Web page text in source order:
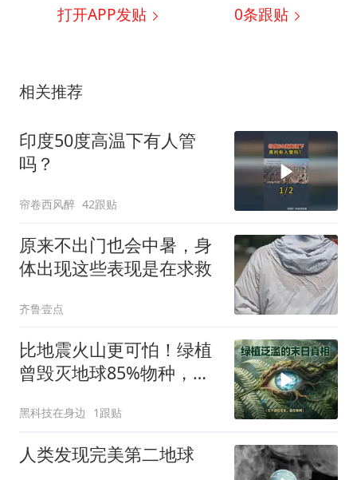
打开APP发贴 0条跟贴
相关推荐
印度50度高温下有人管
吗？
帘卷西风醉 42跟贴
原来不出门也会中暑，身
体出现这些表现是在求救
齐鲁壹点
比地震火山更可怕！绿植
曾毁灭地球85%物种，真
黑科技在身边 1跟贴
人类发现完美第二地球